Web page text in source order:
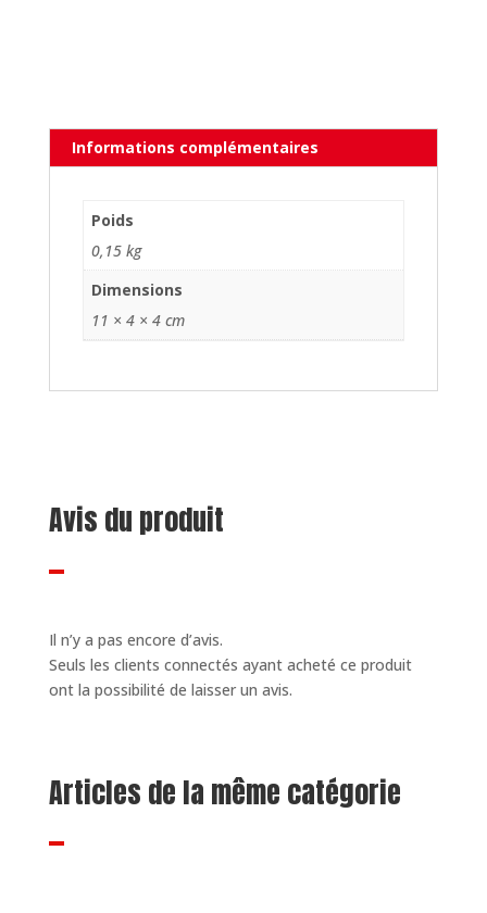
Informations complémentaires
Poids
0,15 kg
Dimensions
11 × 4 × 4 cm
Avis du produit
Il n’y a pas encore d’avis.
Seuls les clients connectés ayant acheté ce produit
ont la possibilité de laisser un avis.
Articles de la même catégorie